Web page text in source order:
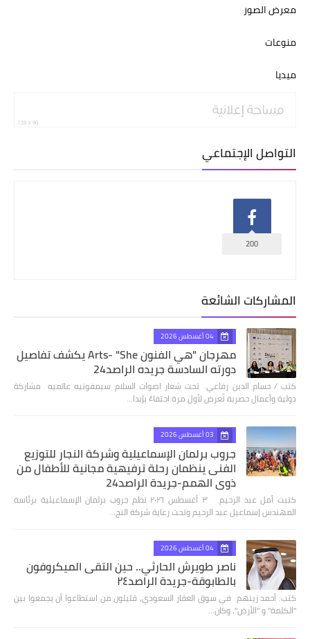
معرض الصور
منوعات
ميديا
التواصل الإجتماعي
200
المشاركات الشائعة
04 أغسطس 2026
مهرجان "هي الفنون Arts- "She يكشف تفاصيل
دورته السادسة جريده الراصد24
كتب / حسام الدين رفاعي تحت شعار اصوات السلام سيمفونيه عالميه مشاركة
دولية وأعمال حصرية تُعرض لأول مرة احتفاءً بإبدا…
03 أغسطس 2026
جروب برلمان الإسماعيلية وشركة النجار للتوزيع
الفنى ينظمان رحلة ترفيهية مجانية للأطفال من
ذوي الهمم-جريدة الراصد24
كتبت أمل عبد الرحيم ٣ أغسطس ٢٠٢٦ نظم جروب برلمان الإسماعيلية برئاسة
المهندس إسماعيل عبد الرحيم وتحت رعاية شركة النج…
04 أغسطس 2026
ناصر طويرش الحارثي.. حين التقى الميكروفون
بالطابوقة-جريدة الراصد٢٤
كتب: أحمد زينهم في سوق العقار السعودي، قليلون من استطاعوا أن يجمعوا بين
"الكلمة" و "الأرض"، وكان…